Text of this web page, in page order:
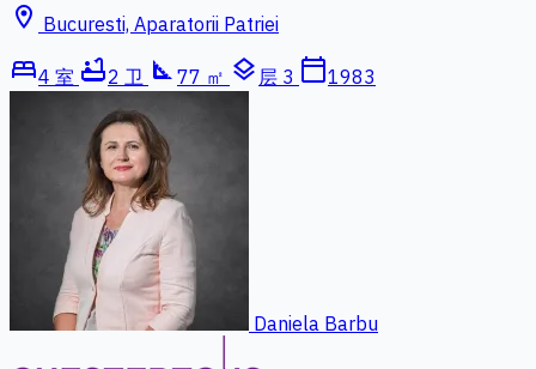
location_on Bucuresti, Aparatorii Patriei
bed4 室 bathtub2 卫 square_foot 77 ㎡ layers 层 3 calendar_today1983
Daniela Barbu